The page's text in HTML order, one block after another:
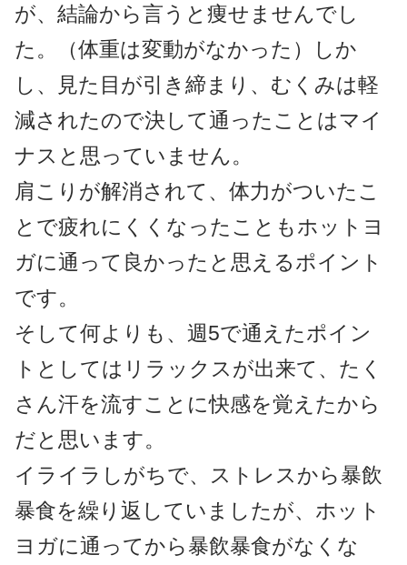
が、結論から言うと痩せませんでし
た。（体重は変動がなかった）しか
し、見た目が引き締まり、むくみは軽
減されたので決して通ったことはマイ
ナスと思っていません。
肩こりが解消されて、体力がついたこ
とで疲れにくくなったこともホットヨ
ガに通って良かったと思えるポイント
です。
そして何よりも、週5で通えたポイン
トとしてはリラックスが出来て、たく
さん汗を流すことに快感を覚えたから
だと思います。
イライラしがちで、ストレスから暴飲
暴食を繰り返していましたが、ホット
ヨガに通ってから暴飲暴食がなくな